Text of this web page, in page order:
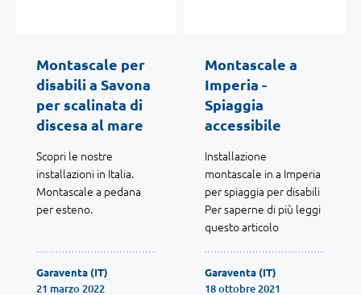
Montascale per
disabili a Savona
per scalinata di
discesa al mare
Scopri le nostre
installazioni in Italia.
Montascale a pedana
per esteno.
Garaventa (IT)
21 marzo 2022
Montascale a
Imperia -
Spiaggia
accessibile
Installazione
montascale in a Imperia
per spiaggia per disabili
Per saperne di più leggi
questo articolo
Garaventa (IT)
18 ottobre 2021